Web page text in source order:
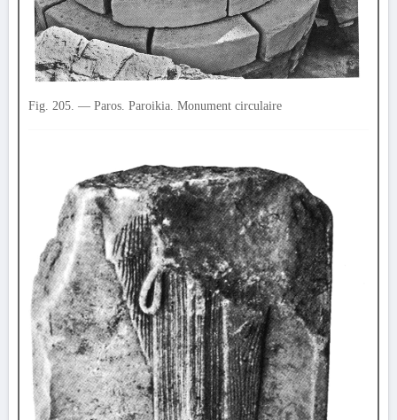
Fig. 205. — Paros. Paroikia. Monument circulaire